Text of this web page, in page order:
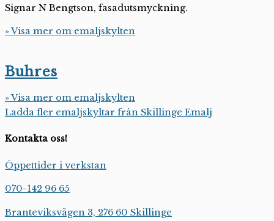
Signar N Bengtson, fasadutsmyckning.
» Visa mer om emaljskylten
Buhres
» Visa mer om emaljskylten
Ladda fler emaljskyltar från Skillinge Emalj
Kontakta oss!
Öppettider i verkstan
070-142 96 65
Branteviksvägen 3, 276 60 Skillinge